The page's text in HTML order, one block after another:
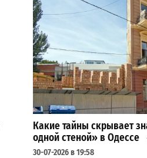
Какие тайны скрывает
одной стеной» в Одессе
30-07-2026 в 19:58